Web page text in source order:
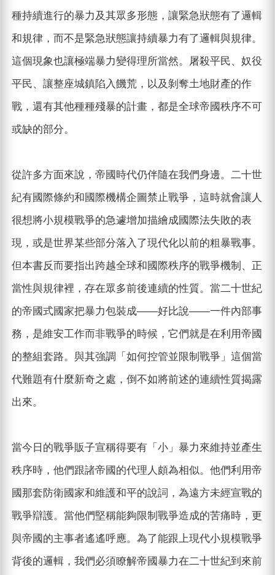
種持續進行的暴力及其眾多形態，讓緊急狀態有了邏輯
和規律，而不是緊急狀態讓持續暴力有了邏輯與規律。
這個現象也讓極端暴力變得理所當然。屠殺平民、奴役
平民、讓整座城鎮陷入饑荒，以及剝奪土地財產的作
戰，還有其他種種殘暴的計畫，都是全球帝國秩序不可
或缺的部分。
從許多方面來說，帝國時代仍伴隨在我們身邊。二十世
紀有國際條約和國際機構企圖禁止戰爭，這時就會讓人
很想將小規模戰爭的急遽增加描繪成國際法失敗的表
現，或是世界某些部分落入了現代化以前的粗暴戰事。
但本書反而要指出跨越全球和國際秩序的戰爭機制、正
當性與規律裡，存在眾多前後連續的性質。當二十世紀
的帝國式國家把暴力包裝成——好比說——一件內部事
務，是維安工作而非戰爭的時候，它們就是在利用帝國
的整組套路。與其強調「如何控管並限制戰爭」這個當
代難題有什麼新奇之處，倒不如將前述的連續性質揭露
出來。
當今日的戰爭販子宣稱得要有「小」暴力來維持並產生
秩序時，他們跟諸帝國的代理人頗為相似。他們利用帝
國那套防衛國家和維護和平的說詞，為遠方未經宣戰的
戰爭辯護。當他們堅稱能夠限制戰爭造成的苦痛時，更
與帝國的主事者遙遙呼應。為了能跟上現代小規模戰爭
背後的邏輯，我們必須瞭解帝國暴力在二十世紀到來前